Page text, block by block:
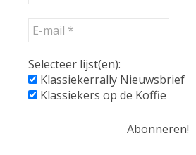
Selecteer lijst(en):
Klassiekerrally Nieuwsbrief
Klassiekers op de Koffie